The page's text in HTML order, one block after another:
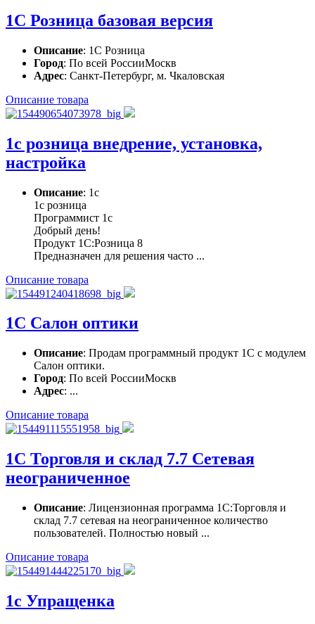
1С Розница базовая версия
Описание: 1С Розница
Город: По всей РоссииМоскв
Адрес: Санкт-Петербург, м. Чкаловская
Описание товара
1с розница внедрение, установка,
настройка
Описание: 1с
1с розница
Программист 1с
Добрый день!
Продукт 1С:Розница 8
Предназначен для решения часто ...
Описание товара
1С Салон оптики
Описание: Продам программный продукт 1С с модулем
Салон оптики.
Город: По всей РоссииМоскв
Адрес: ...
Описание товара
1С Торговля и склад 7.7 Сетевая
неограниченное
Описание: Лицензионная программа 1С:Торговля и
склад 7.7 сетевая на неограниченное количество
пользователей. Полностью новый ...
Описание товара
1с Упращенка